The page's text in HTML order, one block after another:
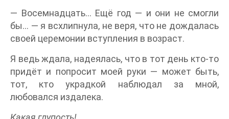
— Восемнадцать… Ещё год — и они не смогли
бы… — я всхлипнула, не веря, что не дождалась
своей церемонии вступления в возраст.
Я ведь ждала, надеялась, что в тот день кто-то
придёт и попросит моей руки — может быть,
тот, кто украдкой наблюдал за мной,
любовался издалека.